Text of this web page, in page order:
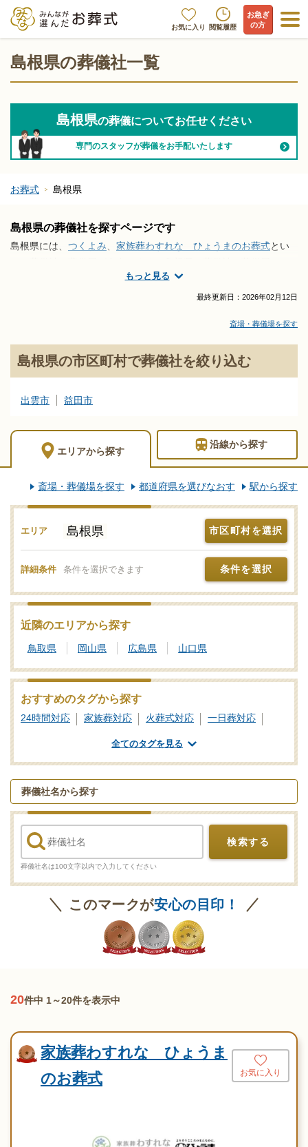
お気に入り 閲覧履歴
お急ぎ
の方
島根県の葬儀社一覧
島根県の葬儀についてお任せください
専門のスタッフが葬儀をお手配いたします
お葬式 島根県
もっと見る
島根県の葬儀社を探すページです
島根県には、 つくよみ、 家族葬わすれな ひょうまのお葬式とい
の情報をお探しですか？家族葬や火葬式を取り仕切ってくれる葬
儀屋さん選びや安心安全で信頼のおける葬儀会社の評価なら葬儀
さい。島根県の葬儀会社を地域・沿線・駅を選んで検索！比較検
討の際に「信頼のおける葬儀社はどこ？」などのお問合せも承り
ますので、まずはご相談ください。独自の基準を満たした安心安
全な葬儀屋さんをご案内いたします。新サービスなどの最新情報
をチェックするなど、しっかりと情報収集して島根県で信頼のお
最終更新日： 2026年02月12日
斎場・葬儀場を探す
島根県の市区町村で葬儀社を絞り込む
出雲市 益田市
エリアから探す
沿線から探す
斎場・葬儀場を探す 都道府県を選びなおす 駅から探す
エリア 島根県 市区町村を選択
詳細条件 条件を選択できます 条件を選択
近隣のエリアから探す
鳥取県 岡山県 広島県 山口県
おすすめのタグから探す
24時間対応 家族葬対応 火葬式対応 一日葬対応
全てのタグを見る
葬儀社名から探す
検索する
葬儀社名は100文字以内で入力してください
このマークが安心の目印！
20件中 1～20件を表示中
家族葬わすれな ひょうま
のお葬式
お気に入り